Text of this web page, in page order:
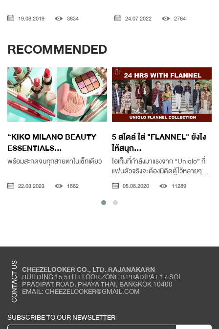
19.08.2019 3834 24.07.2022 2764
RECOMMENDED
“KIKO MILANO BEAUTY
ESSENTIALS...
พร้อมสะกดจบทุกสายตาในเซ็ทเดียว
22.03.2023 1862
5 สไตล์ ใส่ "FLANNEL" ยังไง
ให้สนุก...
ไอเท็มที่กำลังมาแรงจาก “Uniqlo” ที่
แฟนตัวจริงจะต้องมีติดตู้ไว้หลายๆ...
05.08.2020 11289
CONTACT US CHEEZELOOKER CO., LTD. RAJANAKARN
BUILDING 15 5TH FLOOR ZONE B PRADIPAT 17 SOI
PRADIPAT ROAD, PHAYA THAI, BANGKOK 10400
EMAIL: CHEEZELOOKER@GMAIL.COM
SUBSCRIBE TO OUR NEWSLETTER